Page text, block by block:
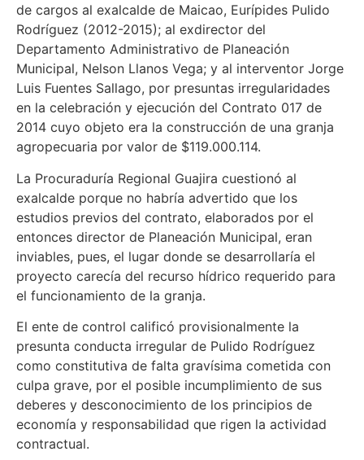
de cargos al exalcalde de Maicao, Eurípides Pulido
Rodríguez (2012-2015); al exdirector del
Departamento Administrativo de Planeación
Municipal, Nelson Llanos Vega; y al interventor Jorge
Luis Fuentes Sallago, por presuntas irregularidades
en la celebración y ejecución del Contrato 017 de
2014 cuyo objeto era la construcción de una granja
agropecuaria por valor de $119.000.114.
La Procuraduría Regional Guajira cuestionó al
exalcalde porque no habría advertido que los
estudios previos del contrato, elaborados por el
entonces director de Planeación Municipal, eran
inviables, pues, el lugar donde se desarrollaría el
proyecto carecía del recurso hídrico requerido para
el funcionamiento de la granja.
El ente de control calificó provisionalmente la
presunta conducta irregular de Pulido Rodríguez
como constitutiva de falta gravísima cometida con
culpa grave, por el posible incumplimiento de sus
deberes y desconocimiento de los principios de
economía y responsabilidad que rigen la actividad
contractual.